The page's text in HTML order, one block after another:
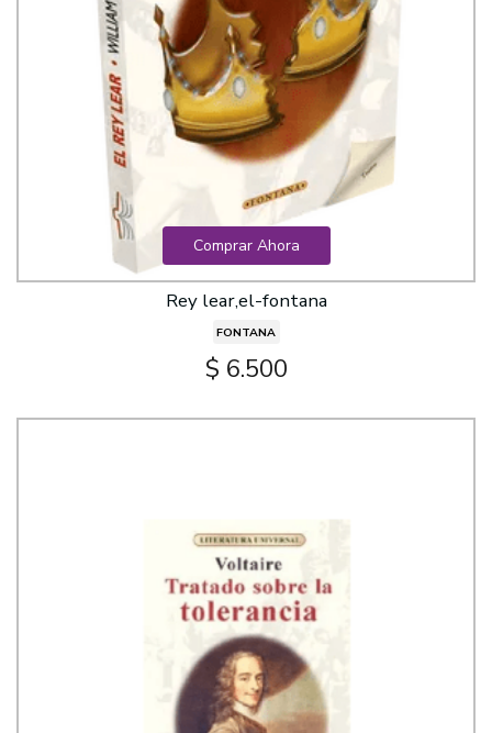
Comprar Ahora
Rey lear,el-fontana
FONTANA
$ 6.500